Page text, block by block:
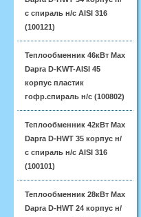
с спираль н/с AISI 316
(100121)
Теплообменник 46кВт Max
Dapra D-KWT-AISI 45
корпус пластик
гофр.спираль н/с (100802)
Теплообменник 42кВт Max
Dapra D-HWT 35 корпус н/
с спираль н/с AISI 316
(100101)
Теплообменник 28кВт Max
Dapra D-HWT 24 корпус н/